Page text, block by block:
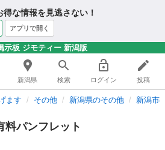
得な情報を見逃さない！
アプリで開く
示板 ジモティー 新潟版
新潟県 検索 ログイン 投稿
ます その他 新潟県のその他 新潟市
料パンフレット